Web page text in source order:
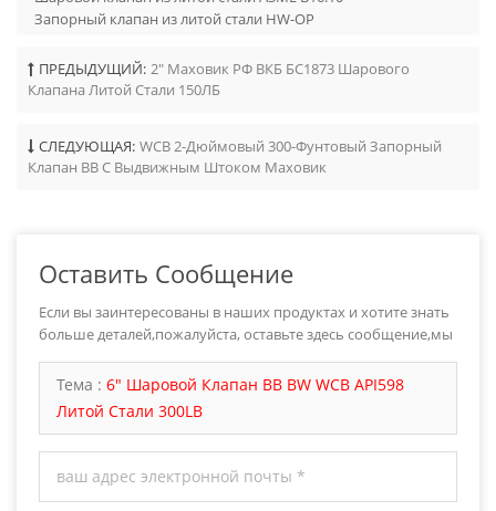
Запорный клапан из литой стали HW-OP
ПРЕДЫДУЩИЙ: 2" Маховик РФ ВКБ БС1873 Шарового
Клапана Литой Стали 150ЛБ
СЛЕДУЮЩАЯ: WCB 2-Дюймовый 300-Фунтовый Запорный
Клапан BB С Выдвижным Штоком Маховик
Оставить Сообщение
Если вы заинтересованы в наших продуктах и хотите знать
больше деталей,пожалуйста, оставьте здесь сообщение,мы
Тема : 6" Шаровой Клапан BB BW WCB API598
Литой Стали 300LB